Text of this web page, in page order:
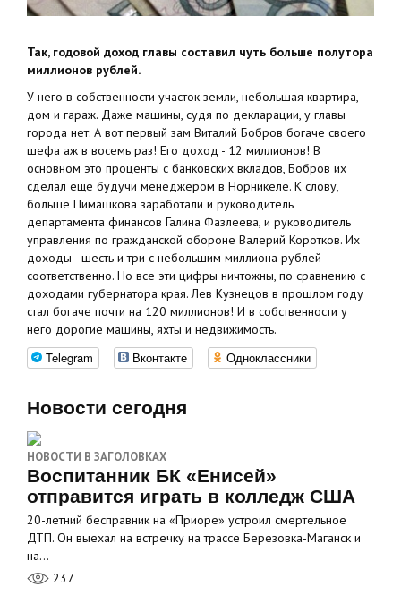
Так, годовой доход главы составил чуть больше полутора
миллионов рублей.
У него в собственности участок земли, небольшая квартира,
дом и гараж. Даже машины, судя по декларации, у главы
города нет. А вот первый зам Виталий Бобров богаче своего
шефа аж в восемь раз! Его доход - 12 миллионов! В
основном это проценты с банковских вкладов, Бобров их
сделал еще будучи менеджером в Норникеле. К слову,
больше Пимашкова заработали и руководитель
департамента финансов Галина Фазлеева, и руководитель
управления по гражданской обороне Валерий Коротков. Их
доходы - шесть и три с небольшим миллиона рублей
соответственно. Но все эти цифры ничтожны, по сравнению с
доходами губернатора края. Лев Кузнецов в прошлом году
стал богаче почти на 120 миллионов! И в собственности у
него дорогие машины, яхты и недвижимость.
Telegram Вконтакте Одноклассники
Новости сегодня
НОВОСТИ В ЗАГОЛОВКАХ
Воспитанник БК «Енисей»
отправится играть в колледж США
20-летний бесправник на «Приоре» устроил смертельное
ДТП. Он выехал на встречку на трассе Березовка-Маганск и
на…
237